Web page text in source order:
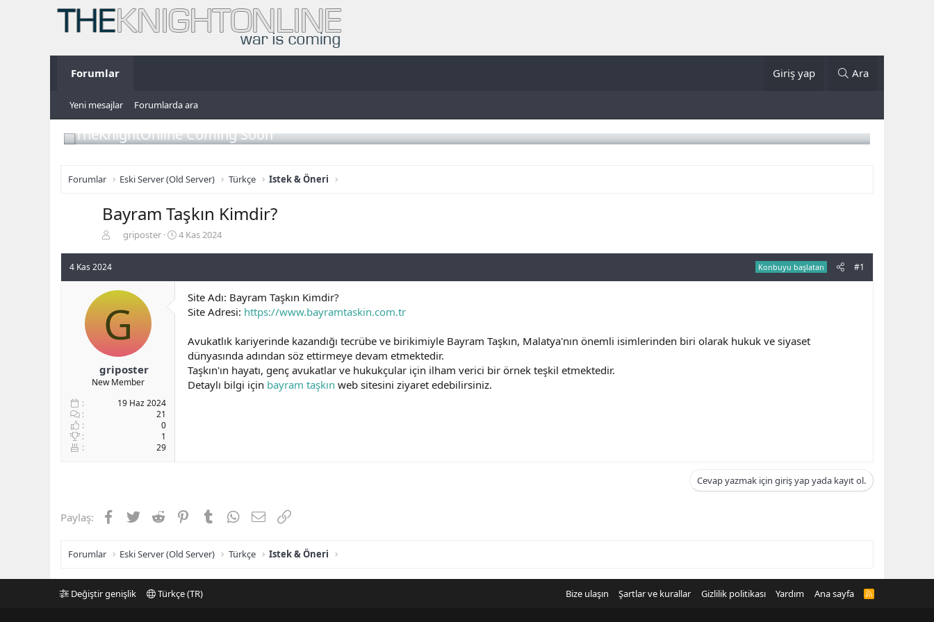
Forumlar Giriş yap Ara
Yeni mesajlar Forumlarda ara
TheKnightOnline Coming Soon
Forumlar Eski Server (Old Server) Türkçe Istek & Öneri
Bayram Taşkın Kimdir?
b
u
u
b
a
l
a
t
griposter
B
a
4 Kas 2024
4 Kas 2024 Konbuyu başlatan #1
G
griposter
New Member
19 Haz 2024
21
0
1
29
Site Adı: Bayram Taşkın Kimdir?
Site Adresi: https://www.bayramtaskin.com.tr
Avukatlık kariyerinde kazandığı tecrübe ve birikimiyle Bayram Taşkın, Malatya'nın önemli isimlerinden biri olarak hukuk ve siyaset
dünyasında adından söz ettirmeye devam etmektedir.
Taşkın'ın hayatı, genç avukatlar ve hukukçular için ilham verici bir örnek teşkil etmektedir.
Detaylı bilgi için bayram taşkın web sitesini ziyaret edebilirsiniz.
Cevap yazmak için giriş yap yada kayıt ol.
Paylaş: Facebook
TwitterReddit PinterestTumblrWhatsApp
E-postaLink
Forumlar Eski Server (Old Server) Türkçe Istek & Öneri
Değiştir genişlik Türkçe (TR) Bize ulaşın Şartlar ve kurallar Gizlilik politikası Yardım Ana sayfa
R